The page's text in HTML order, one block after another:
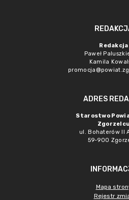
Redakcja
Paweł
Kamila
ADRES
Starostwo
Zgorzelcu
ul. Bohaterów II
59-900
Mapa
Rejestr